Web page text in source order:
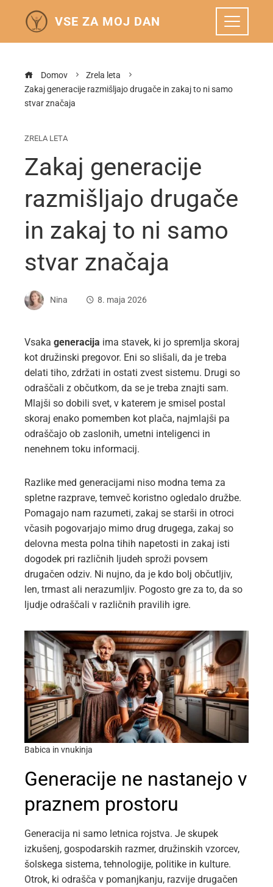
VSE ZA MOJ DAN
Domov
Zrela leta
Zakaj generacije razmišljajo drugače in zakaj to ni samo
stvar značaja
ZRELA LETA
Zakaj generacije
razmišljajo drugače
in zakaj to ni samo
stvar značaja
Nina 8. maja 2026
Vsaka generacija ima stavek, ki jo spremlja skoraj
kot družinski pregovor. Eni so slišali, da je treba
delati tiho, zdržati in ostati zvest sistemu. Drugi so
odraščali z občutkom, da se je treba znajti sam.
Mlajši so dobili svet, v katerem je smisel postal
skoraj enako pomemben kot plača, najmlajši pa
odraščajo ob zaslonih, umetni inteligenci in
nenehnem toku informacij.
Razlike med generacijami niso modna tema za
spletne razprave, temveč koristno ogledalo družbe.
Pomagajo nam razumeti, zakaj se starši in otroci
včasih pogovarjajo mimo drug drugega, zakaj so
delovna mesta polna tihih napetosti in zakaj isti
dogodek pri različnih ljudeh sproži povsem
drugačen odziv. Ni nujno, da je kdo bolj občutljiv,
len, trmast ali nerazumljiv. Pogosto gre za to, da so
ljudje odraščali v različnih pravilih igre.
Babica in vnukinja
Generacije ne nastanejo v
praznem prostoru
Generacija ni samo letnica rojstva. Je skupek
izkušenj, gospodarskih razmer, družinskih vzorcev,
šolskega sistema, tehnologije, politike in kulture.
Otrok, ki odrašča v pomanjkanju, razvije drugačen